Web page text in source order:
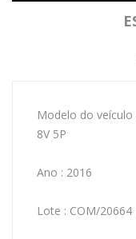
Modelo do veículo
8V 5P
Ano : 2016
Lote : COM/20664